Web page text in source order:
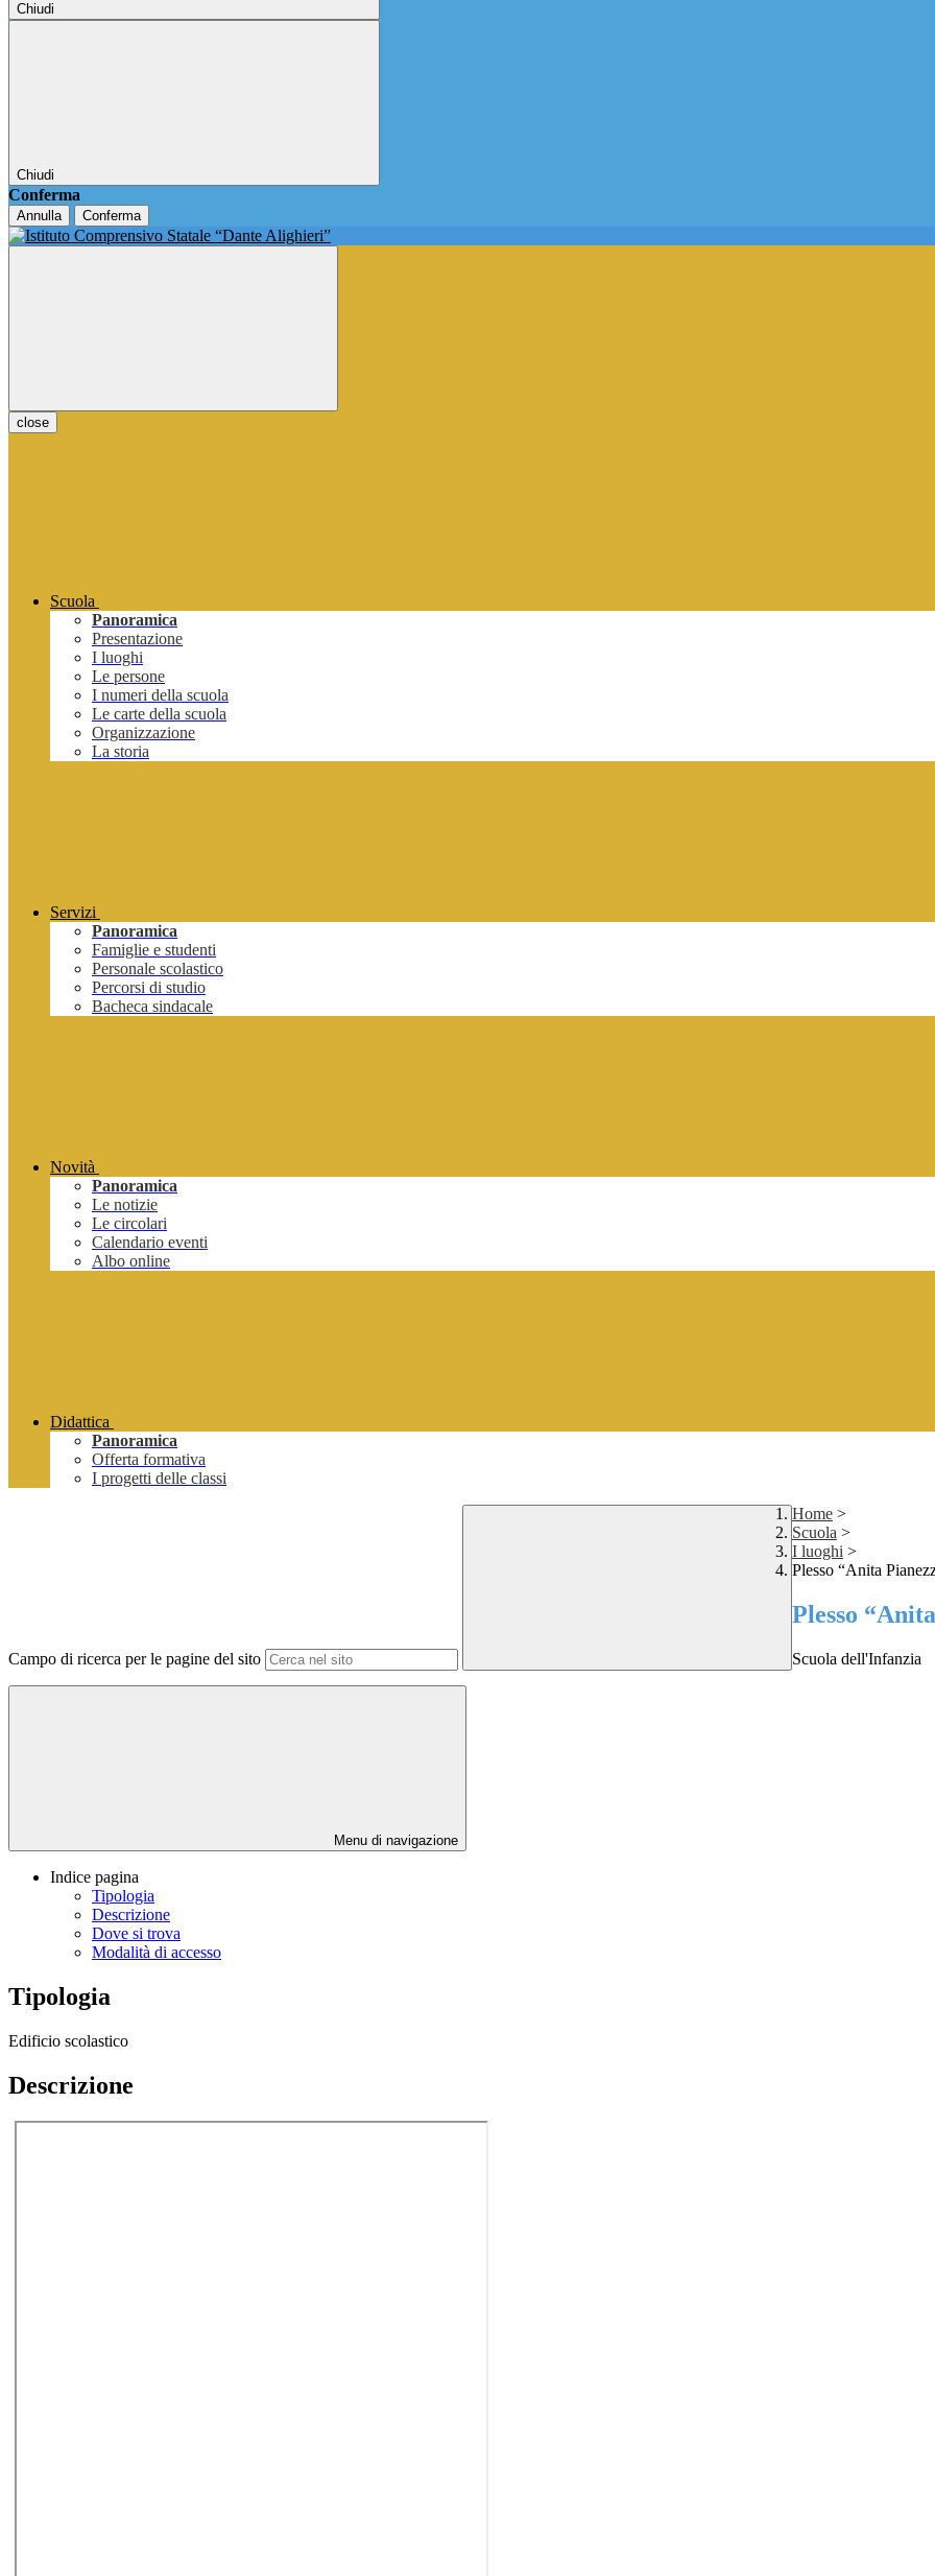
Chiudi
Chiudi
Conferma
Annulla Conferma
close
Scuola
Panoramica
Presentazione
I luoghi
Le persone
I numeri della scuola
Le carte della scuola
Organizzazione
La storia
Servizi
Panoramica
Famiglie e studenti
Personale scolastico
Percorsi di studio
Bacheca sindacale
Novità
Panoramica
Le notizie
Le circolari
Calendario eventi
Albo online
Didattica
Panoramica
Offerta formativa
I progetti delle classi
Campo di ricerca per le pagine del sito
Home >
Scuola >
I luoghi >
Plesso “Anita
Plesso
Scuola dell'Infanzia
Menu di navigazione
Indice pagina
Tipologia
Descrizione
Dove si trova
Modalità di accesso
Tipologia
Edificio scolastico
Descrizione